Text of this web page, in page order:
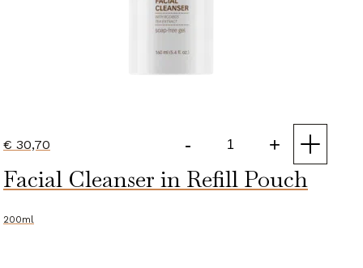
€ 30,70 -
Cleanser
aantal
+
Facial Cleanser in Refill Pouch
200ml